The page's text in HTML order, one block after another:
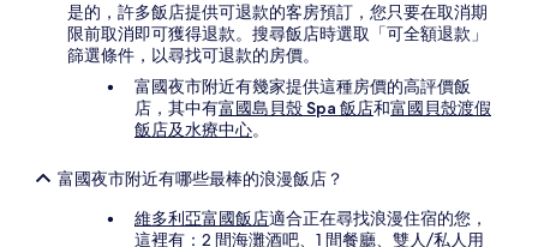
是的，許多飯店提供可退款的客房預訂，您只要在取消期
限前取消即可獲得退款。搜尋飯店時選取「可全額退款」
篩選條件，以尋找可退款的房價。
富國夜市附近有幾家提供這種房價的高評價飯
店，其中有富國島貝殼 Spa 飯店和富國貝殼渡假
飯店及水療中心。
富國夜市附近有哪些最棒的浪漫飯店？
維多利亞富國飯店適合正在尋找浪漫住宿的您，
這裡有：2 間海灘酒吧、1 間餐廳、雙人/私人用